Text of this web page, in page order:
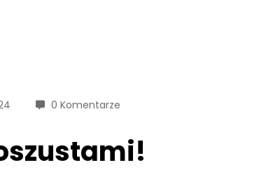
0 Komentarze